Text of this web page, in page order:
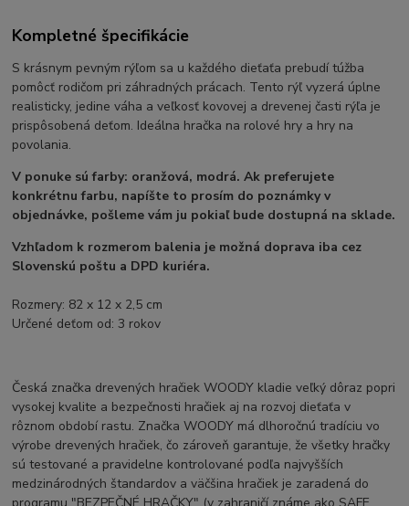
Kompletné špecifikácie
S krásnym pevným rýľom sa u každého dieťaťa prebudí túžba
pomôcť rodičom pri záhradných prácach. Tento rýľ vyzerá úplne
realisticky, jedine váha a veľkosť kovovej a drevenej časti rýľa je
prispôsobená deťom. Ideálna hračka na rolové hry a hry na
povolania.
V ponuke sú farby: oranžová, modrá. Ak preferujete
konkrétnu farbu, napíšte to prosím do poznámky v
objednávke, pošleme vám ju pokiaľ bude dostupná na sklade.
Vzhľadom k rozmerom balenia je možná doprava iba cez
Slovenskú poštu a DPD kuriéra.
Rozmery: 82 x 12 x 2,5 cm
Určené deťom od: 3 rokov
Česká značka drevených hračiek WOODY kladie veľký dôraz popri
vysokej kvalite a bezpečnosti hračiek aj na rozvoj dieťaťa v
rôznom období rastu. Značka WOODY má dlhoročnú tradíciu vo
výrobe drevených hračiek, čo zároveň garantuje, že všetky hračky
sú testované a pravidelne kontrolované podľa najvyšších
medzinárodných štandardov a väčšina hračiek je zaradená do